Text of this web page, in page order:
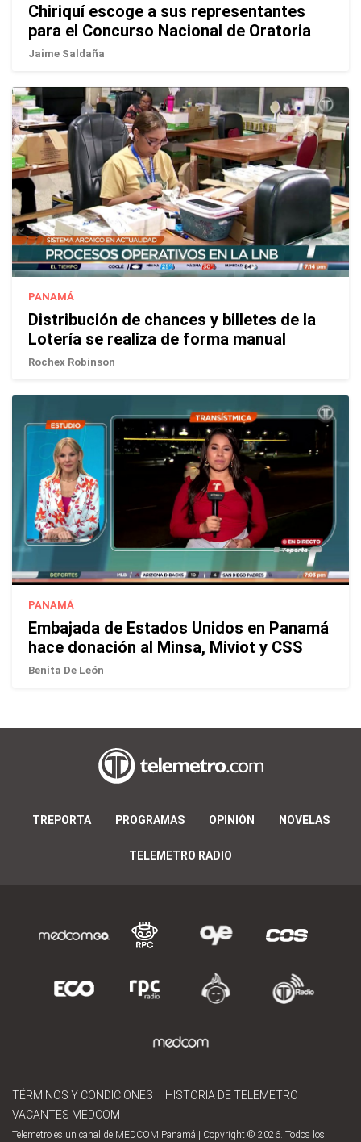
Chiriquí escoge a sus representantes
para el Concurso Nacional de Oratoria
Jaime Saldaña
PANAMÁ
Distribución de chances y billetes de la
Lotería se realiza de forma manual
Rochex Robinson
PANAMÁ
Embajada de Estados Unidos en Panamá
hace donación al Minsa, Miviot y CSS
Benita De León
TREPORTA PROGRAMAS OPINIÓN NOVELAS
TELEMETRO RADIO
TÉRMINOS Y CONDICIONES
HISTORIA DE TELEMETRO
VACANTES MEDCOM
Telemetro es un canal de MEDCOM Panamá | Copyright © 2026. Todos los